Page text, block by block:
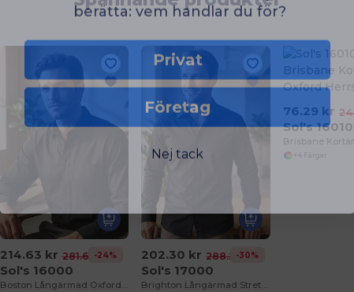
214.63 kr 281.67 kr
-24%
Sol's 16000
Boston Långärmad Oxford Herrskjorta
202.30 kr 288.26 kr
-30%
Sol's 17000
Brighton Långärmad Stretch Herrskjorta
76.29 kr
Sol's 16010
+4 Färger
Privat
Företag